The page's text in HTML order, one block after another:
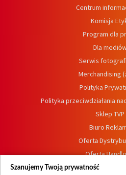
Centrum
Komisja
Program dla
Dla
Serwis
Merchandising
Polityka
Polityka przeciwdziałania
Sklep TVP
Biuro
Oferta
Oferta
Dostępność
Szanujemy Twoją prywatność